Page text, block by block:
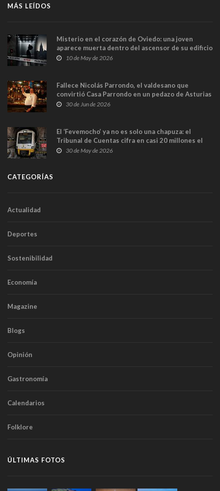
MÁS LEÍDOS
Misterio en el corazón de Oviedo: una joven
aparece muerta dentro del ascensor de su edificio
y las cámaras captan sus últimos minutos
10 de May de 2026
Fallece Nicolás Parrondo, el valdesano que
convirtió Casa Parrondo en un pedazo de Asturias
en Madrid
30 de Jun de 2026
El ‘Fevemocho’ ya no es solo una chapuza: el
Tribunal de Cuentas cifra en casi 20 millones el
sobrecoste de los trenes que no cabían por los
30 de May de 2026
CATEGORÍAS
Actualidad
Deportes
Sostenibilidad
Economía
Magazine
Blogs
Opinión
Gastronomía
Calendarios
Folklore
ÚLTIMAS FOTOS